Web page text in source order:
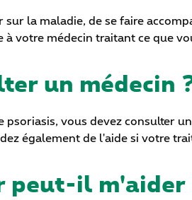
sur la maladie, de se faire
à votre médecin traitant ce que
un médecin
psoriasis, vous devez consulter
également de l'aide si votre
peut-il m'aider